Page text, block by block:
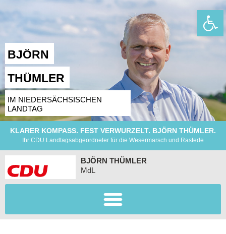
BJÖRN
THÜMLER
IM NIEDERSÄCHSISCHEN
LANDTAG
KLARER KOMPASS. FEST VERWURZELT. BJÖRN THÜMLER.
Ihr CDU Landtagsabgeordneter für die Wesermarsch und Rastede
BJÖRN THÜMLER
MdL